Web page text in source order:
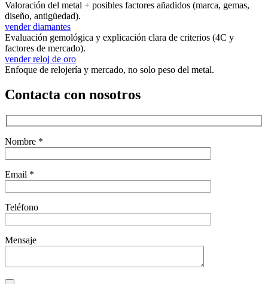
Valoración del metal + posibles factores añadidos (marca, gemas,
diseño, antigüedad).
vender diamantes
Evaluación gemológica y explicación clara de criterios (4C y
factores de mercado).
vender reloj de oro
Enfoque de relojería y mercado, no solo peso del metal.
Contacta con nosotros
Nombre *
Email *
Teléfono
Mensaje